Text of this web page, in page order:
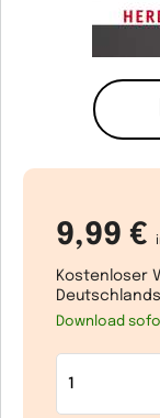
9,99 €
Kostenloser
Deutschlands
Download